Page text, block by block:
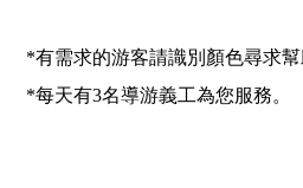
*有需求的游客請識別顏色尋求幫
*每天有3名導游義工為您服務。